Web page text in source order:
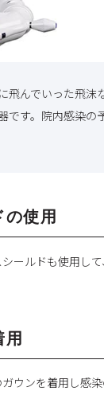
飛んでいった飛沫
です。院内感染の
の使用
ールドも使用し
用
ウンを着用し感